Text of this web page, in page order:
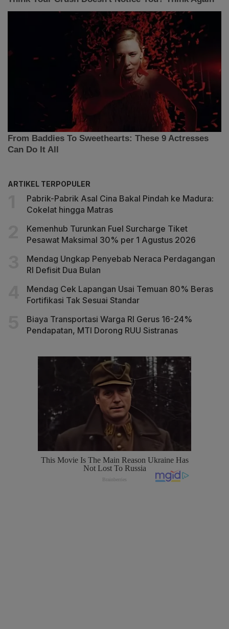
ARTIKEL TERPOPULER
Pabrik-Pabrik Asal Cina Bakal Pindah ke Madura:
Cokelat hingga Matras
Kemenhub Turunkan Fuel Surcharge Tiket
Pesawat Maksimal 30% per 1 Agustus 2026
Mendag Ungkap Penyebab Neraca Perdagangan
RI Defisit Dua Bulan
Mendag Cek Lapangan Usai Temuan 80% Beras
Fortifikasi Tak Sesuai Standar
Biaya Transportasi Warga RI Gerus 16-24%
Pendapatan, MTI Dorong RUU Sistranas